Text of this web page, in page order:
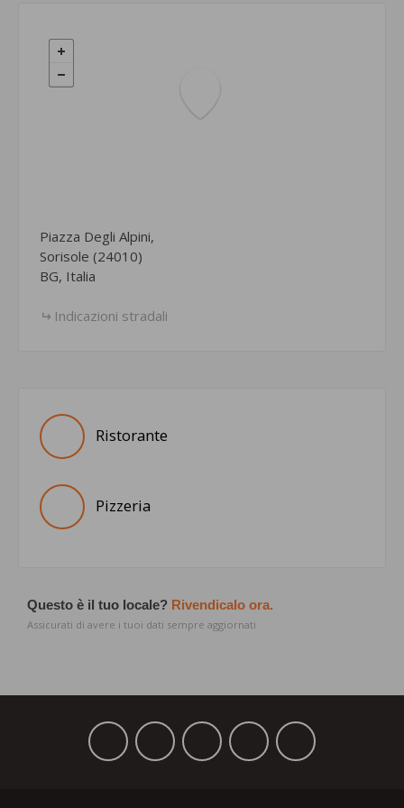
Piazza Degli Alpini,
Sorisole (24010)
BG, Italia
Indicazioni stradali
Ristorante
Pizzeria
Questo è il tuo locale? Rivendicalo ora.
Assicurati di avere i tuoi dati sempre aggiornati